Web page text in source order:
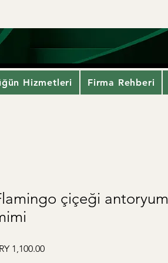
Hizmetleri Firma Rehberi
çiçeği antoryum
1,100.00Price